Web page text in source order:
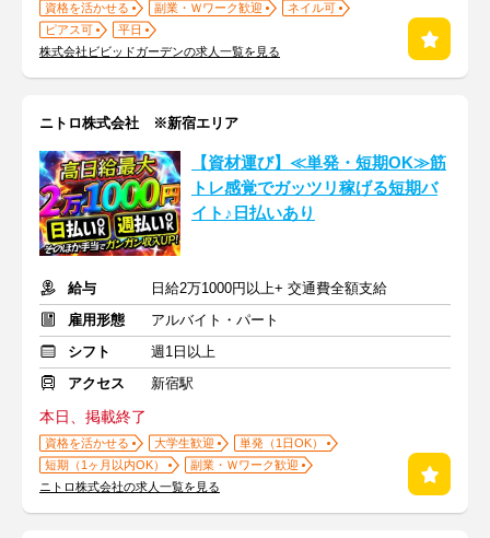
資格を活かせる 副業・Ｗワーク歓迎
ネイル可
ピアス可
平日
株式会社ビビッドガーデンの求人一覧を見る
ニトロ株式会社 ※新宿エリア
【資材運び】≪単発・短期OK≫筋
トレ感覚でガッツリ稼げる短期バ
イト♪日払いあり
給与
日給2万1000円以上+ 交通費全額支給
雇用形態
アルバイト・パート
シフト
週1日以上
アクセス
新宿駅
本日、掲載終了
資格を活かせる 大学生歓迎
単発（1日OK）
短期（1ヶ月以内OK）
副業・Ｗワーク歓迎
ニトロ株式会社の求人一覧を見る